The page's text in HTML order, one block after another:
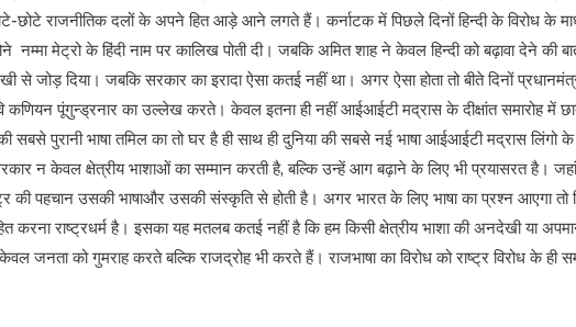
छोटे राजनीतिक दलों के अपने हित आड़े आने लगते हैं। कर्नाटक में पिछले दिनों हिन्दी के विरोध के
नम्मा मेट्रो के हिंदी नाम पर कालिख पोती दी। जबकि अमित शाह ने केवल हिन्दी को बढ़ावा देने की
से जोड़ दिया। जबकि सरकार का इरादा ऐसा कतई नहीं था। अगर ऐसा होता तो बीते दिनों
पूंगुन्ड्रनार का उल्लेख करते। केवल इतना ही नहीं आईआईटी मद्रास के दीक्षांत समारोह में
सबसे पुरानी भाषा तमिल का तो घर है ही साथ ही दुनिया की सबसे नई भाषा आईआईटी मद्रास
न केवल क्षेत्रीय भाशाओं का सम्मान करती है, बल्कि उन्हें आग बढ़ाने के लिए भी प्रयासरत है। जहां
की पहचान उसकी भाषाऔर उसकी संस्कृति से होती है। अगर भारत के लिए भाषा का प्रश्न आएगा तो
करना राष्ट्रधर्म है। इसका यह मतलब कतई नहीं है कि हम किसी क्षेत्रीय भाशा की अनदेखी या
जनता को गुमराह करते बल्कि राजद्रोह भी करते हैं। राजभाषा का विरोध को राष्ट्र विरोध के ही